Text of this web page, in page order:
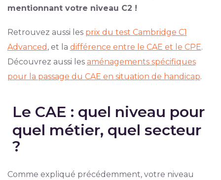
mentionnant votre niveau C2 !
Retrouvez aussi les prix du test Cambridge C1
Advanced , et la différence entre le CAE et le CPE.
Découvrez aussi les aménagements spécifiques
pour la passage du CAE en situation de handicap.
Le CAE : quel niveau pour
quel métier, quel secteur
?
Comme expliqué précédemment, votre niveau